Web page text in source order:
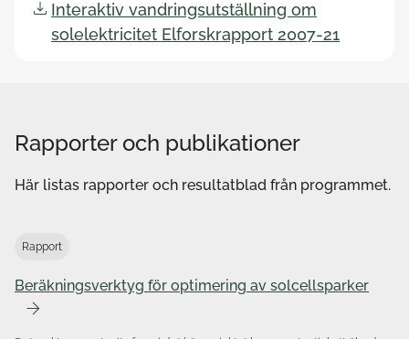
Interaktiv vandringsutställning om
solelektricitet Elforskrapport 2007-21
Rapporter och publikationer
Här listas rapporter och resultatblad från programmet.
Rapport
Beräkningsverktyg för optimering av solcellsparker